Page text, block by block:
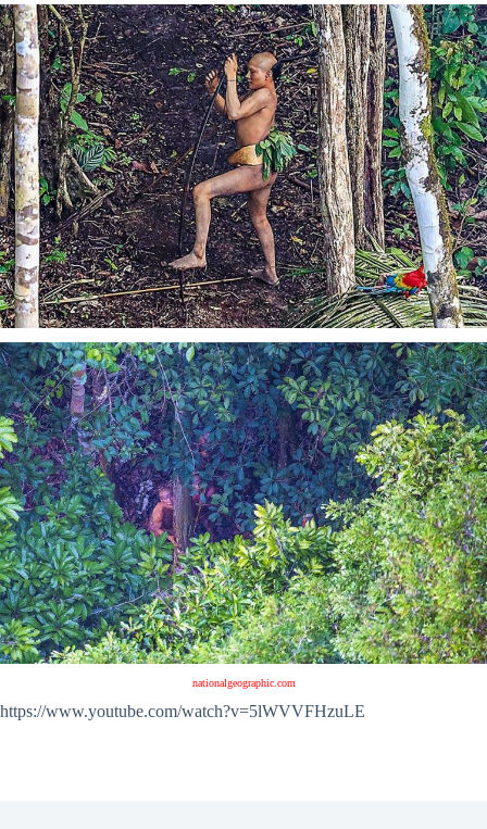
nationalgeographic.com
https://www.youtube.com/watch?v=5lWVVFHzuLE